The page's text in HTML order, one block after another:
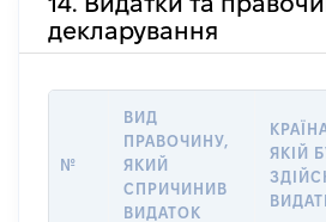
декларування
№
ВИД
ПРАВОЧИНУ,
ЯКИЙ
СПРИЧИНИВ
ВИДАТОК
ЯКІЙ